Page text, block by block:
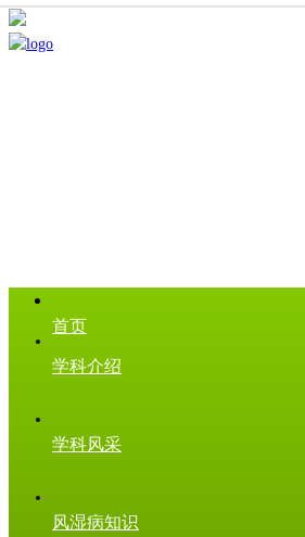
首页
学科介绍
学科风采
风湿病知识